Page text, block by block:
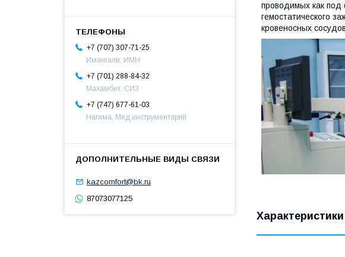
проводимых как под
гемостатического
кровеносных
Характеристики
+7 (707) 307-71-25
Имангали, ИМН
+7 (701) 288-84-32
Махамбет, СИЗ
+7 (747) 677-61-03
Нагима, Мед.инструментарий
kazcomfort@bk.ru
87073077125